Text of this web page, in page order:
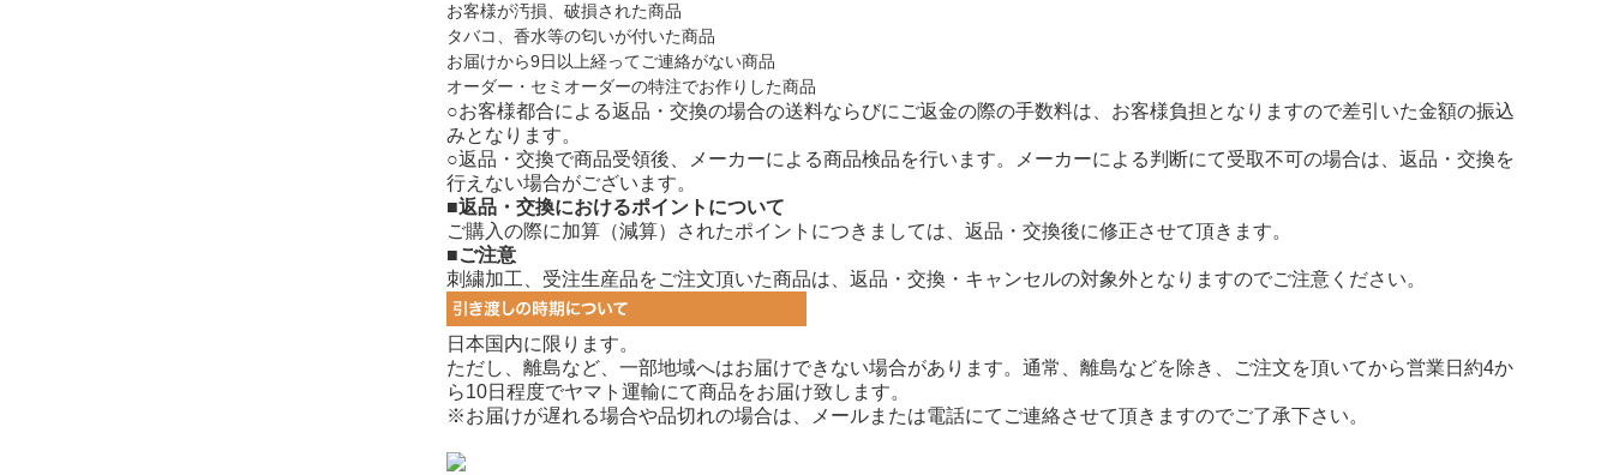
お客様が汚損、破損された商品
タバコ、香水等の匂いが付いた商品
お届けから9日以上経ってご連絡がない商品
オーダー・セミオーダーの特注でお作りした商品
○お客様都合による返品・交換の場合の送料ならびにご返金の際の手数料は、お客様負担となりますので差引いた金額の振込
みとなります。
○返品・交換で商品受領後、メーカーによる商品検品を行います。メーカーによる判断にて受取不可の場合は、返品・交換を
行えない場合がございます。
■返品・交換におけるポイントについて
ご購入の際に加算（減算）されたポイントにつきましては、返品・交換後に修正させて頂きます。
■ご注意
刺繍加工、受注生産品をご注文頂いた商品は、返品・交換・キャンセルの対象外となりますのでご注意ください。
日本国内に限ります。
ただし、離島など、一部地域へはお届けできない場合があります。通常、離島などを除き、ご注文を頂いてから営業日約4か
ら10日程度でヤマト運輸にて商品をお届け致します。
※お届けが遅れる場合や品切れの場合は、メールまたは電話にてご連絡させて頂きますのでご了承下さい。